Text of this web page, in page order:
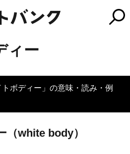
ィー
トボディー」の意味・読み・例
（white body）